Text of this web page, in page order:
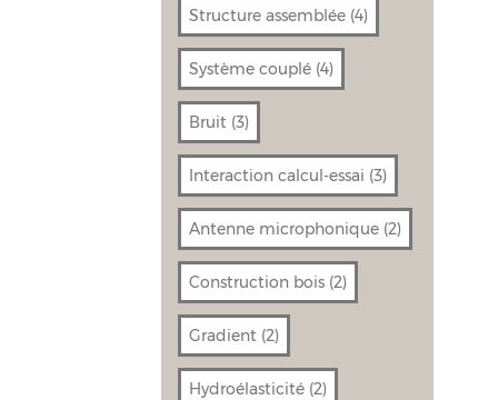
Structure assemblée (4)
Système couplé (4)
Bruit (3)
Interaction calcul-essai (3)
Antenne microphonique (2)
Construction bois (2)
Gradient (2)
Hydroélasticité (2)